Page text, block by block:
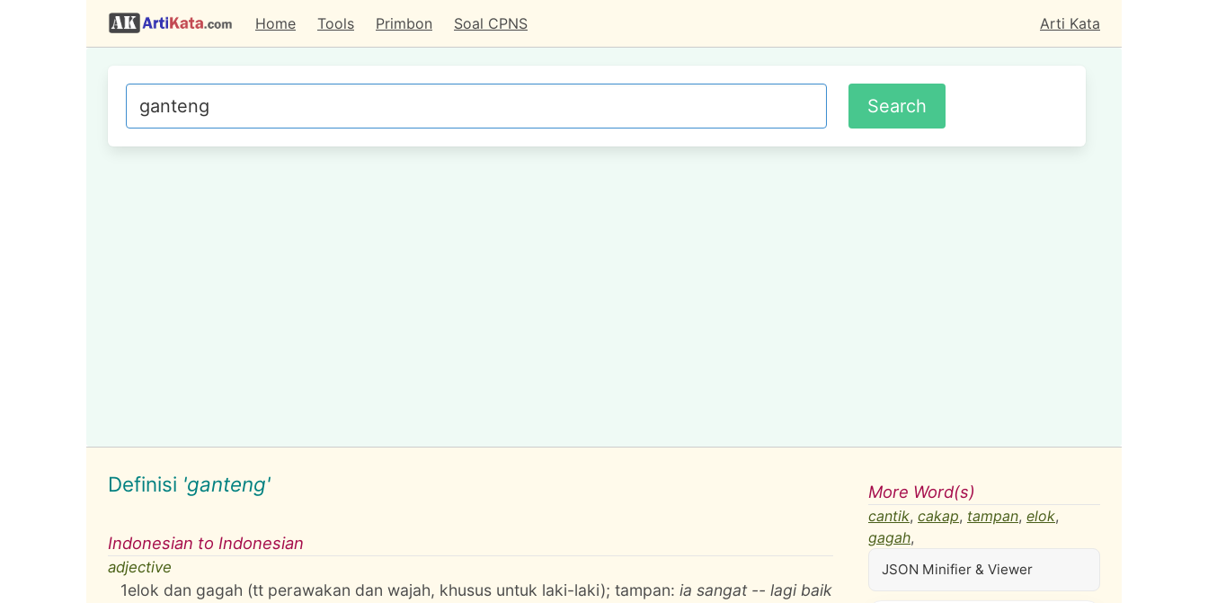
Home Tools Primbon Soal CPNS Arti Kata
Definisi 'ganteng'
Indonesian to Indonesian
adjective
1elok dan gagah (tt perawakan dan wajah, khusus untuk laki-laki); tampan:ia sangat -- lagi baik
More Word(s)
cantik, cakap, tampan, elok,
gagah,
JSON Minifier & Viewer